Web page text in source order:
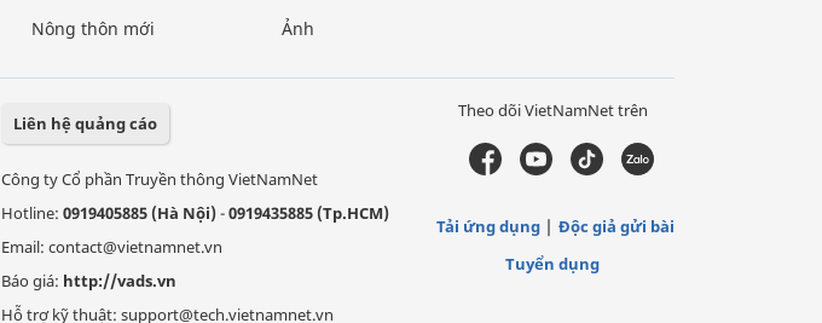
Nông thôn mới Ảnh
Liên hệ quảng cáo
Công ty Cổ phần Truyền thông VietNamNet
Hotline: 0919405885 (Hà Nội)-0919435885 (Tp.HCM)
Email: contact@vietnamnet.vn
Báo giá: http://vads.vn
Hỗ trợ kỹ thuật: support@tech.vietnamnet.vn
Theo dõi VietNamNet trên
Tải ứng dụng
Độc giả gửi bài
Tuyển dụng